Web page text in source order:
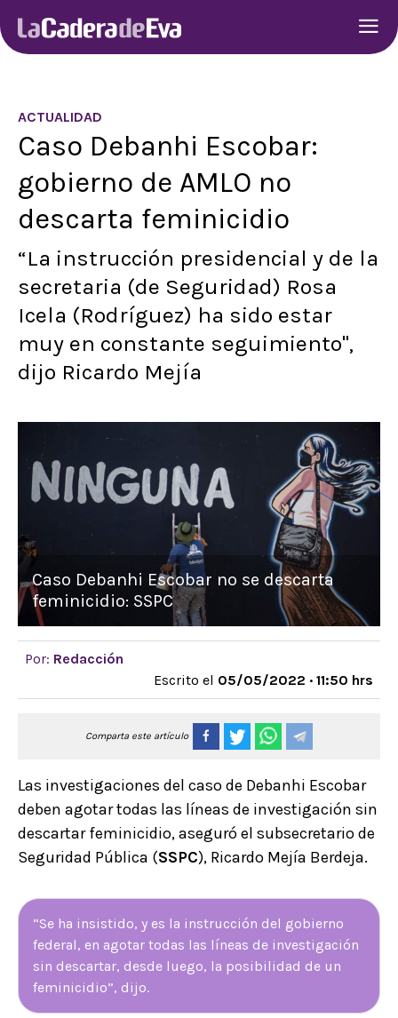
ACTUALIDAD
Caso Debanhi Escobar:
gobierno de AMLO no
descarta feminicidio
“La instrucción presidencial y de la
secretaria (de Seguridad) Rosa
Icela (Rodríguez) ha sido estar
muy en constante seguimiento",
dijo Ricardo Mejía
Caso Debanhi Escobar no se descarta
feminicidio: SSPC
Por: Redacción
Escrito el 05/05/2022 · 11:50 hrs
Comparta este artículo
Las investigaciones del caso de Debanhi Escobar
deben agotar todas las líneas de investigación sin
descartar feminicidio, aseguró el subsecretario de
Seguridad Pública (SSPC), Ricardo Mejía Berdeja.
“Se ha insistido, y es la instrucción del gobierno
federal, en agotar todas las líneas de investigación
sin descartar, desde luego, la posibilidad de un
feminicidio”, dijo.